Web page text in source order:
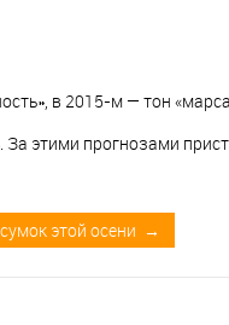
в 2015-м — тон
этими прогнозами
этой осени →